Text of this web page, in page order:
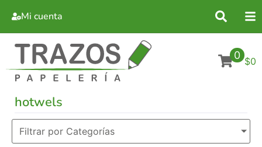
Mi cuenta
0 $0
hotwels
Filtrar por Categorías